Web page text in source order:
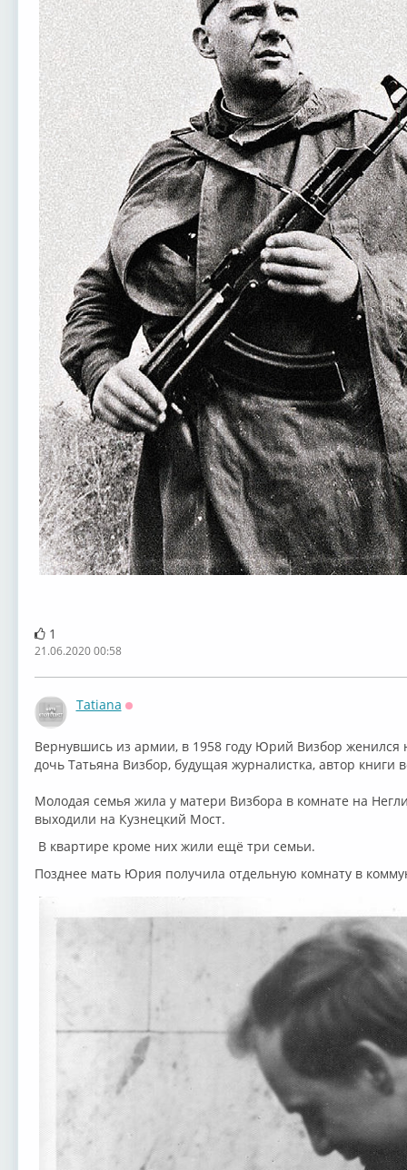
1
21.06.2020 00:58
Tatiana
Вернувшись из армии, в 1958 году Юрий Визбор женился
дочь Татьяна Визбор, будущая журналистка, автор книги
Молодая семья жила у матери Визбора в комнате на
выходили на Кузнецкий Мост.
В квартире кроме них жили ещё три семьи.
Позднее мать Юрия получила отдельную комнату в